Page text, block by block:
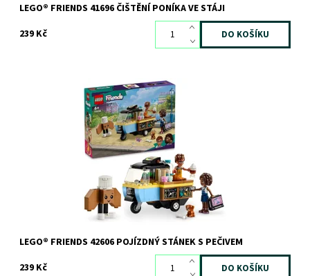
LEGO® FRIENDS 41696 ČIŠTĚNÍ PONÍKA VE STÁJI
239 Kč
Stavebnice stánku s pečivem pro děti
Skladem>3 ks
11421
LEGO
LEGO® FRIENDS 42606 POJÍZDNÝ STÁNEK S PEČIVEM
239 Kč